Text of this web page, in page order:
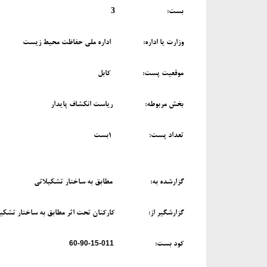
بست: 3
وزارت یا اداره: اداره ملی حفاظت محیط زیست
موقعیت پست: کابل
بخش مربوطه: ریاست انکشاف پایدار
تعداد پست: 1بست
گزارشده به: مطابق به ساختار تشکیلاتی
گزارش­گیر از: کارکنان تحت اثر مطابق به ساختار
کود بست: 60-90-15-011